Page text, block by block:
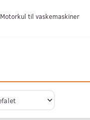
Motorkul til vaskemaskiner